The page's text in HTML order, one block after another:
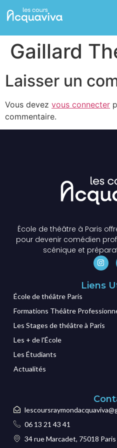
Gaillard
Laisser un
Vous devez vous connecter
commentaire.
École de théâtre à Paris
pour devenir comédien
scénique et
Liens
École de théâtre Paris
Formations Théâtre
Les Stages de théâtre à Paris
Les + de l'École
Les Étudiants
Actualités
06 13 21 43 41
34 rue Marcadet, 75018 Paris